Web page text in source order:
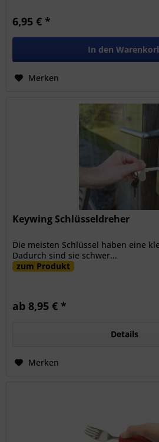
6,95 € *
In den
Merken
Keywing Schlüsseldreher
Die meisten Schlüssel haben eine
Dadurch sind sie schwer...
zum Produkt
ab 8,95 € *
Details
Merken